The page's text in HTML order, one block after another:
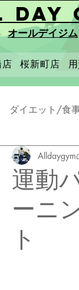
オールデイジム
店 桜新町店
ダイエット/食
運動
ーニ
ト
Alldaygym